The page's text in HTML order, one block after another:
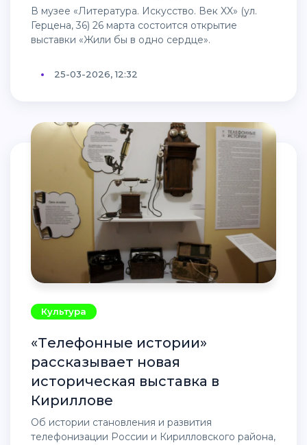
В музее «Литература. Искусство. Век XX» (ул.
Герцена, 36) 26 марта состоится открытие
выставки «Жили бы в одно сердце».
25-03-2026, 12:32
Культура
«Телефонные истории»
рассказывает новая
историческая выставка в
Кириллове
Об истории становления и развития
телефонизации России и Кирилловского района,